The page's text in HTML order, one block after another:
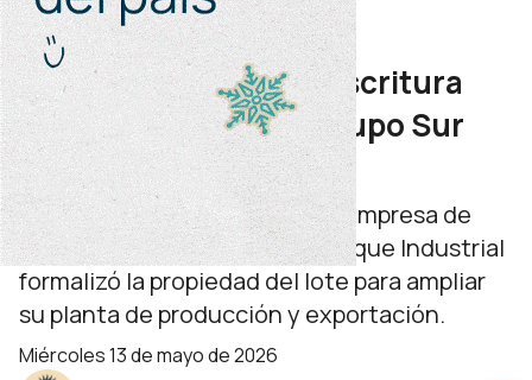
Desarrollo industrial
Provincia entregó la escritura
definitiva a la firma Grupo Sur
SRL
Tras 25 años de gestiones, la empresa de
poliestireno expandido del Parque Industrial
formalizó la propiedad del lote para ampliar
su planta de producción y exportación.
miércoles 13 de mayo de 2026